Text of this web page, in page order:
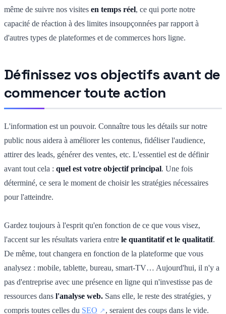
même de suivre nos visites en temps réel, ce qui porte notre
capacité de réaction à des limites insoupçonnées par rapport à
d'autres types de plateformes et de commerces hors ligne.
Définissez vos objectifs avant de
commencer toute action
L'information est un pouvoir. Connaître tous les détails sur notre
public nous aidera à améliorer les contenus, fidéliser l'audience,
attirer des leads, générer des ventes, etc. L'essentiel est de définir
avant tout cela : quel est votre objectif principal. Une fois
déterminé, ce sera le moment de choisir les stratégies nécessaires
pour l'atteindre.
Gardez toujours à l'esprit qu'en fonction de ce que vous visez,
l'accent sur les résultats variera entre le quantitatif et le qualitatif.
De même, tout changera en fonction de la plateforme que vous
analysez : mobile, tablette, bureau, smart-TV… Aujourd'hui, il n'y a
pas d'entreprise avec une présence en ligne qui n'investisse pas de
ressources dans l'analyse web. Sans elle, le reste des stratégies, y
compris toutes celles du SEO , seraient des coups dans le vide.